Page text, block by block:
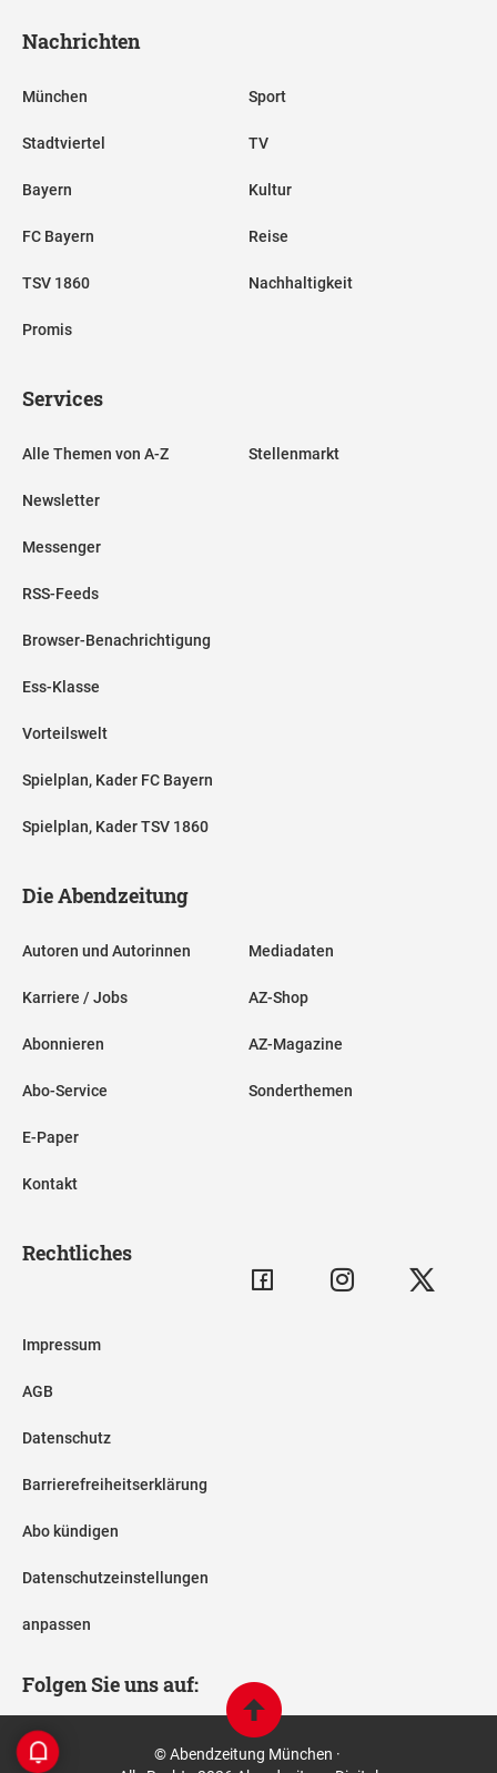
Nachrichten
München
Stadtviertel
Bayern
FC Bayern
TSV 1860
Promis
Sport
TV
Kultur
Reise
Nachhaltigkeit
Services
Alle Themen von A-Z
Newsletter
Messenger
RSS-Feeds
Browser-Benachrichtigung
Ess-Klasse
Vorteilswelt
Spielplan, Kader FC Bayern
Spielplan, Kader TSV 1860
Stellenmarkt
Die Abendzeitung
Autoren und Autorinnen
Karriere / Jobs
Abonnieren
Abo-Service
E-Paper
Kontakt
Mediadaten
AZ-Shop
AZ-Magazine
Sonderthemen
Rechtliches
Impressum
AGB
Datenschutz
Barrierefreiheitserklärung
Abo kündigen
Datenschutzeinstellungen
anpassen
Folgen Sie uns auf:
© Abendzeitung München ·